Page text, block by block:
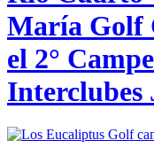
María Golf
el 2°
Interclubes